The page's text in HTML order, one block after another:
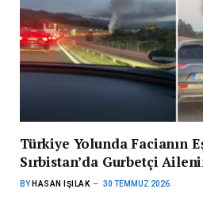
Türkiye Yolunda Facianın
Sırbistan’da Gurbetçi
BY HASAN IŞILAK 30 TEMMUZ 2026